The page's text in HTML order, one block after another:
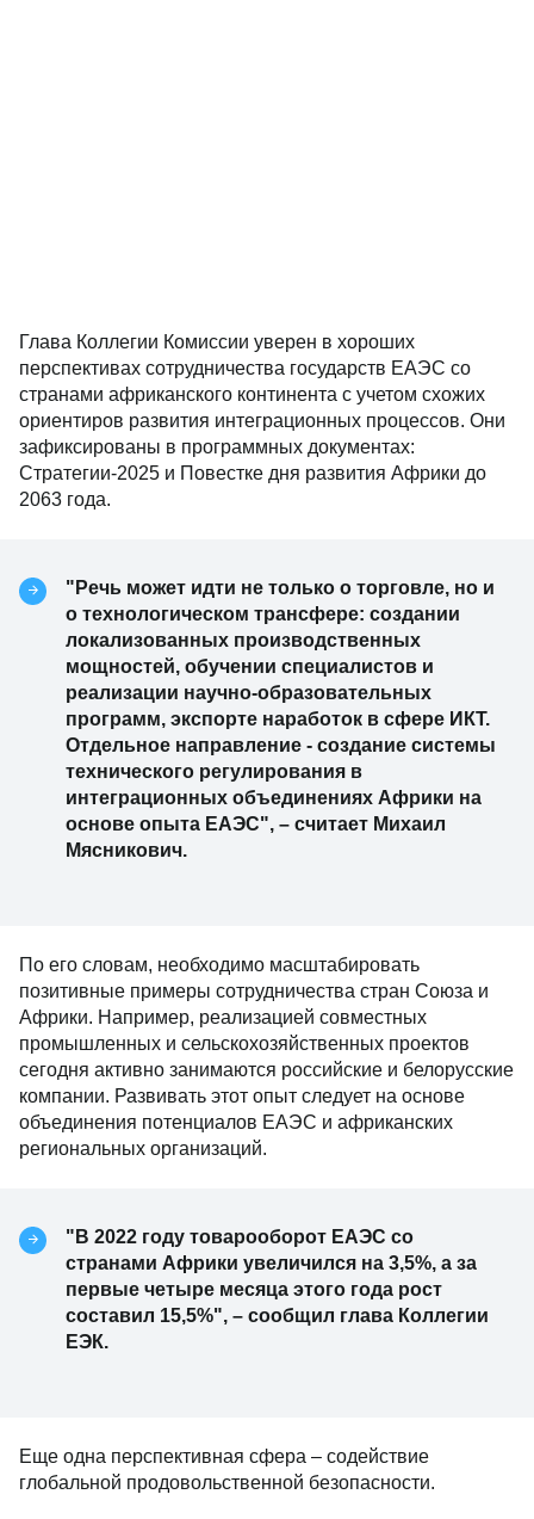
Глава Коллегии Комиссии уверен в хороших
перспективах сотрудничества государств ЕАЭС со
странами африканского континента с учетом схожих
ориентиров развития интеграционных процессов. Они
зафиксированы в программных документах:
Стратегии-2025 и Повестке дня развития Африки до
2063 года.
"Речь может идти не только о торговле, но и
о технологическом трансфере: создании
локализованных производственных
мощностей, обучении специалистов и
реализации научно-образовательных
программ, экспорте наработок в сфере ИКТ.
Отдельное направление - создание системы
технического регулирования в
интеграционных объединениях Африки на
основе опыта ЕАЭС", – считает Михаил
Мясникович.
По его словам, необходимо масштабировать
позитивные примеры сотрудничества стран Союза и
Африки. Например, реализацией совместных
промышленных и сельскохозяйственных проектов
сегодня активно занимаются российские и белорусские
компании. Развивать этот опыт следует на основе
объединения потенциалов ЕАЭС и африканских
региональных организаций.
"В 2022 году товарооборот ЕАЭС со
странами Африки увеличился на 3,5%, а за
первые четыре месяца этого года рост
составил 15,5%", – сообщил глава Коллегии
ЕЭК.
Еще одна перспективная сфера – содействие
глобальной продовольственной безопасности.